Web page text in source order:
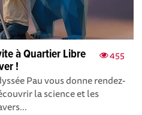
455
à Quartier Libre
!
Pau vous donne rendez-
la science et les